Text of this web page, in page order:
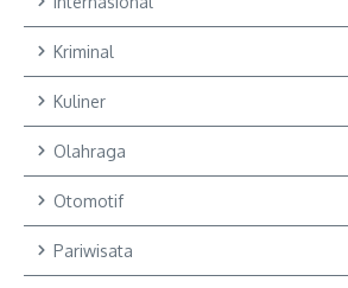
Kriminal
Kuliner
Olahraga
Otomotif
Pariwisata